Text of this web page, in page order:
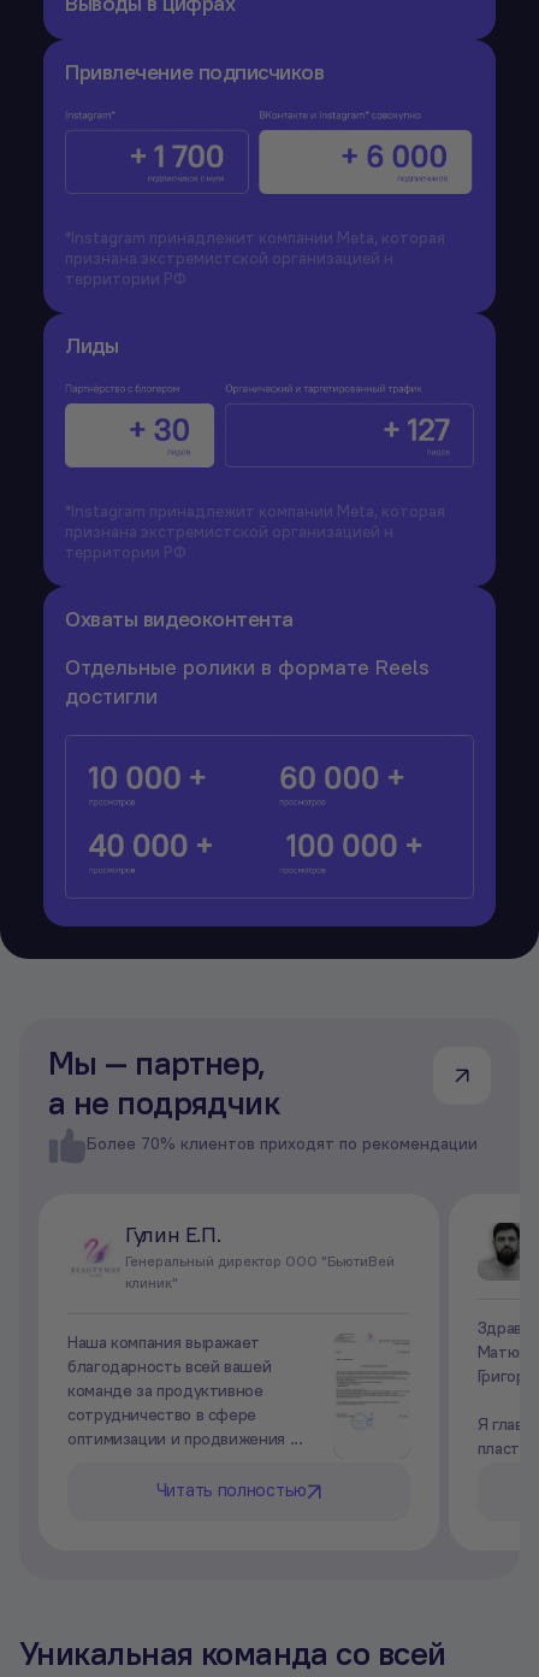
Выводы в цифрах
Привлечение подписчиков
*Instagram принадлежит компании Meta, которая
признана экстремистской организацией н
территории РФ
Лиды
*Instagram принадлежит компании Meta, которая
признана экстремистской организацией н
территории РФ
Охваты видеоконтента
Отдельные ролики в формате Reels
достигли
Мы — партнер,
а не подрядчик
Более 70% клиентов приходят по рекомендации
Гулин Е.П.
Генеральный директор ООО "БьютиВей
клиник"
Наша компания выражает
благодарность всей вашей
команде за продуктивное
сотрудничество в сфере
оптимизации и продвижения ...
Читать полностью
Я
Уникальная команда со всей